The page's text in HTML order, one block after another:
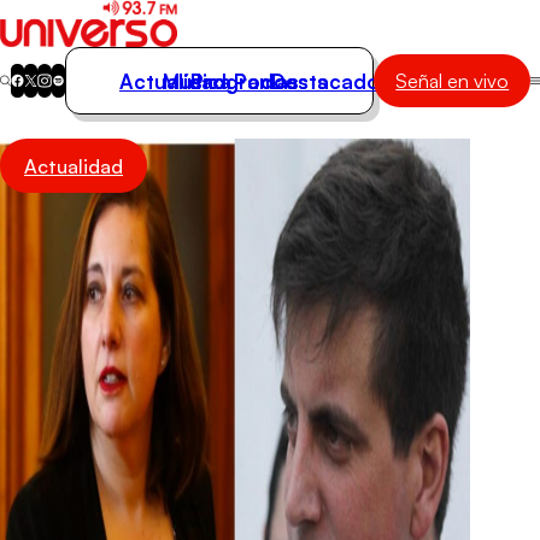
Actualidad
Música
Programas
Podcasts
Destacados
Actualidad
Música
Programas
Podcasts
Destacados Señal en vivo
Actualidad